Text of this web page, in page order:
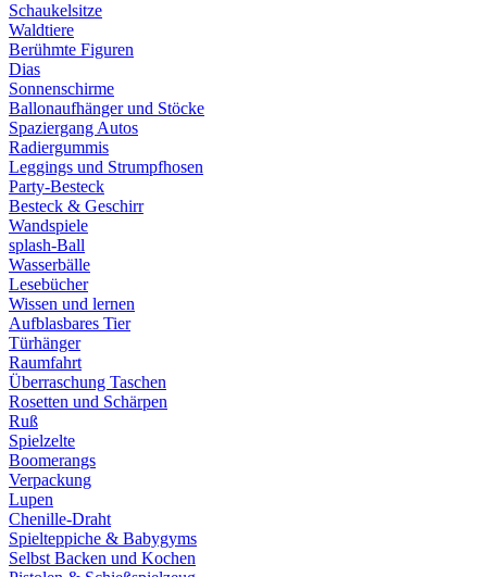
Schaukelsitze
Waldtiere
Berühmte Figuren
Dias
Sonnenschirme
Ballonaufhänger und Stöcke
Spaziergang Autos
Radiergummis
Leggings und Strumpfhosen
Party-Besteck
Besteck & Geschirr
Wandspiele
splash-Ball
Wasserbälle
Lesebücher
Wissen und lernen
Aufblasbares Tier
Türhänger
Raumfahrt
Überraschung Taschen
Rosetten und Schärpen
Ruß
Spielzelte
Boomerangs
Verpackung
Lupen
Chenille-Draht
Spielteppiche & Babygyms
Selbst Backen und Kochen